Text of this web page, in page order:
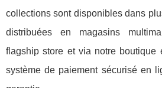
collections sont disponibles dans
distribuées en magasins
flagship store et via notre boutique
système de paiement sécurisé en